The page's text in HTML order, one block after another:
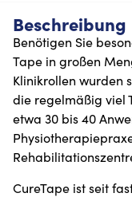
Beschreibung
Benötigen Sie
Tape in großen
Klinikrollen wurden
die regelmäßig viel
etwa 30 bis 40
CureTape ist seit